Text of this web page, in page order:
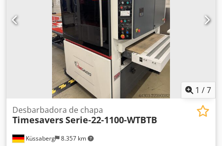
desbarbado, el redondeo de bordes, el lijado de acabado y
la eliminación de escorias pesadas. El cabezal, que se
puede girar 180°, facilita enormemente el cambio rápido
de herramientas. La máquina está equipada con un campo
de vacío y la velocidad del motor se puede ajustar de
forma continua. Dcjdpfxjznlyvj Apnjk La máquina es muy
flexible, se suministra con ruedas para facilitar su
desplazamiento y, gracias a su fácil manejo, es una
máquina fácil de usar y accesible para todos.
1 /7
Küssaberg 8.357 km
Desbarbadora de chapa
TimesaversSerie-22-1100-WTBTB